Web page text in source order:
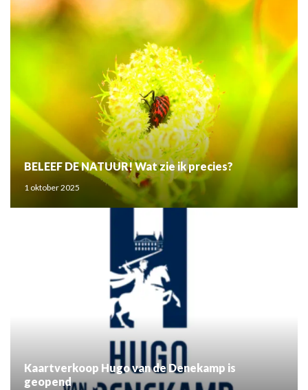
BELEEF DE NATUUR! Wat zie ik precies?
1 oktober 2025
Kaartverkoop Hugo van de Denekamp is
geopend